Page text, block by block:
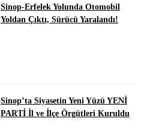
Sinop-Erfelek Yolunda Otomobil
Yoldan Çıktı, Sürücü Yaralandı!
Sinop’ta Siyasetin Yeni Yüzü YENİ
PARTİ İl ve İlçe Örgütleri Kuruldu